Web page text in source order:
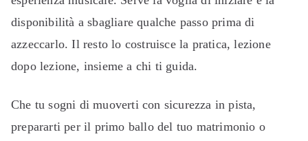
disponibilità a sbagliare qualche passo prima di
azzeccarlo. Il resto lo costruisce la pratica, lezione
dopo lezione, insieme a chi ti guida.
Che tu sogni di muoverti con sicurezza in pista,
prepararti per il primo ballo del tuo matrimonio o